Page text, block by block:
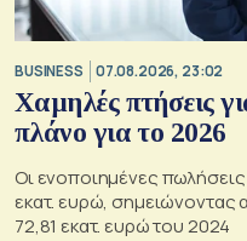
BUSINESS 07.08.2026, 23:02
Χαμηλές πτήσεις
πλάνο για το 2026
Οι ενοποιημένες
εκατ. ευρώ, σημειώνοντας
72,81 εκατ. ευρώ του 2024